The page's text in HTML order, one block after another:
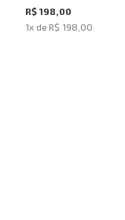
John John Feminina
R$ 198,00
1x de R$ 198,00